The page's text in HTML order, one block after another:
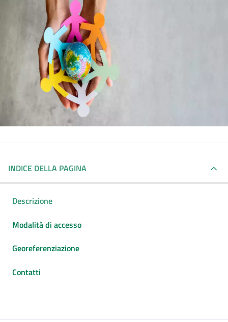
INDICE DELLA PAGINA
Descrizione
Modalità di accesso
Georeferenziazione
Contatti